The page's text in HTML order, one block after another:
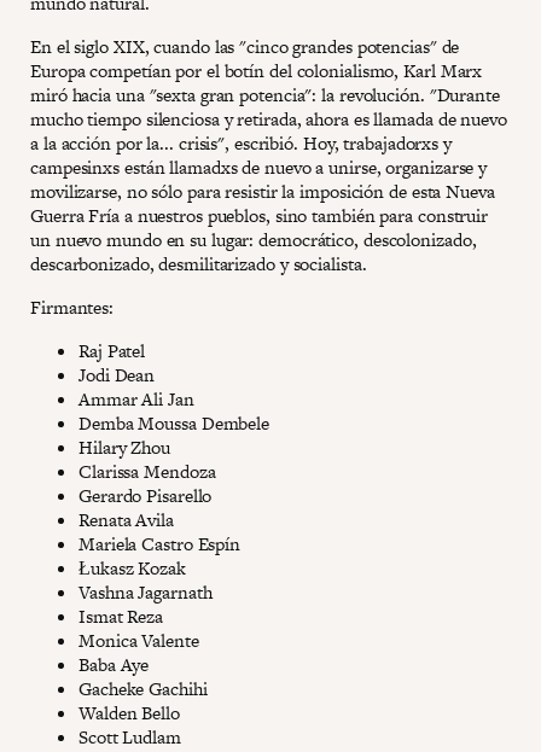
En el siglo XIX, cuando las "cinco grandes potencias" de
Europa competían por el botín del colonialismo, Karl Marx
miró hacia una "sexta gran potencia": la revolución. "Durante
mucho tiempo silenciosa y retirada, ahora es llamada de nuevo
a la acción por la... crisis", escribió. Hoy, trabajadorxs y
campesinxs están llamadxs de nuevo a unirse, organizarse y
movilizarse, no sólo para resistir la imposición de esta Nueva
Guerra Fría a nuestros pueblos, sino también para construir
un nuevo mundo en su lugar: democrático, descolonizado,
descarbonizado, desmilitarizado y socialista.
Firmantes:
Raj Patel
Jodi Dean
Ammar Ali Jan
Demba Moussa Dembele
Hilary Zhou
Clarissa Mendoza
Gerardo Pisarello
Renata Avila
Mariela Castro Espín
Łukasz Kozak
Vashna Jagarnath
Ismat Reza
Monica Valente
Baba Aye
Gacheke Gachihi
Walden Bello
Scott Ludlam